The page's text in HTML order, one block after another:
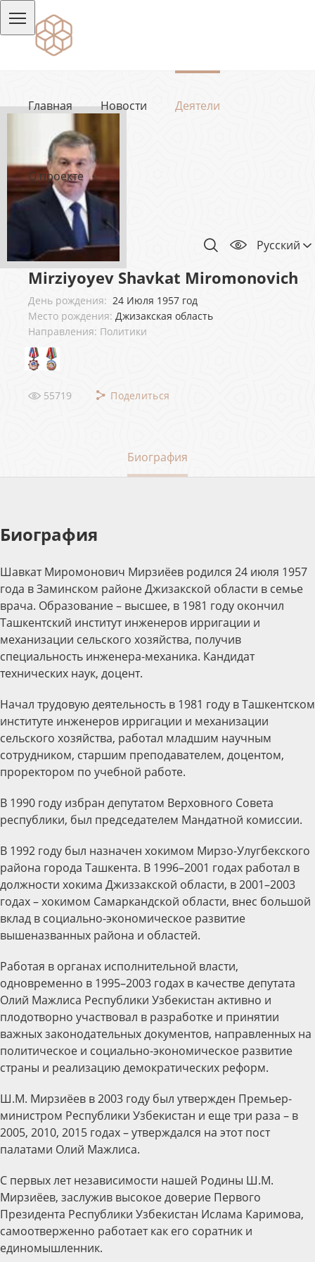
Главная Новости Деятели
О проекте
Русский
Mirziyoyev Shavkat Miromonovich
День рождения: 24 Июля 1957 год
Место рождения: Джизакская область
Направления: Политики
55719 Поделиться
Биография
Биография
Шавкат Миромонович Мирзиёев родился 24 июля 1957
года в Заминском районе Джизакской области в семье
врача. Образование – высшее, в 1981 году окончил
Ташкентский институт инженеров ирригации и
механизации сельского хозяйства, получив
специальность инженера-механика. Кандидат
технических наук, доцент.
Начал трудовую деятельность в 1981 году в Ташкентском
институте инженеров ирригации и механизации
сельского хозяйства, работал младшим научным
сотрудником, старшим преподавателем, доцентом,
проректором по учебной работе.
В 1990 году избран депутатом Верховного Совета
республики, был председателем Мандатной комиссии.
В 1992 году был назначен хокимом Мирзо-Улугбекского
района города Ташкента. В 1996–2001 годах работал в
должности хокима Джиззакской области, в 2001–2003
годах – хокимом Самаркандской области, внес большой
вклад в социально-экономическое развитие
вышеназванных района и областей.
Работая в органах исполнительной власти,
одновременно в 1995–2003 годах в качестве депутата
Олий Мажлиса Республики Узбекистан активно и
плодотворно участвовал в разработке и принятии
важных законодательных документов, направленных на
политическое и социально-экономическое развитие
страны и реализацию демократических реформ.
Ш.М. Мирзиёев в 2003 году был утвержден Премьер-
министром Республики Узбекистан и еще три раза – в
2005, 2010, 2015 годах – утверждался на этот пост
палатами Олий Мажлиса.
С первых лет независимости нашей Родины Ш.М.
Мирзиёев, заслужив высокое доверие Первого
Президента Республики Узбекистан Ислама Каримова,
самоотверженно работает как его соратник и
единомышленник.